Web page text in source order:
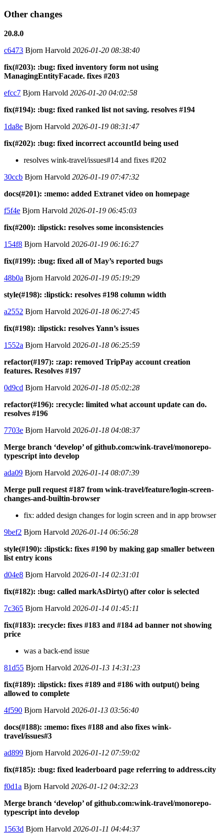
Other changes
20.8.0
c6473 Bjorn Harvold 2026-01-20 08:38:40
fix(#203): :bug: fixed inventory form not using
ManagingEntityFacade. fixes #203
efcc7 Bjorn Harvold 2026-01-20 04:02:58
fix(#194): :bug: fixed ranked list not saving. resolves #194
1da8e Bjorn Harvold 2026-01-19 08:31:47
fix(#202): :bug: fixed incorrect accountId being used
resolves wink-travel/issues#14 and fixes #202
30ccb Bjorn Harvold 2026-01-19 07:47:32
docs(#201): :memo: added Extranet video on homepage
f5f4e Bjorn Harvold 2026-01-19 06:45:03
fix(#200): :lipstick: resolves some inconsistencies
154f8 Bjorn Harvold 2026-01-19 06:16:27
fix(#199): :bug: fixed all of May’s reported bugs
48b0a Bjorn Harvold 2026-01-19 05:19:29
style(#198): :lipstick: resolves #198 column width
a2552 Bjorn Harvold 2026-01-18 06:27:45
fix(#198): :lipstick: resolves Yann’s issues
1552a Bjorn Harvold 2026-01-18 06:25:59
refactor(#197): :zap: removed TripPay account creation
features. Resolves #197
0d9cd Bjorn Harvold 2026-01-18 05:02:28
refactor(#196): :recycle: limited what account update can do.
resolves #196
7703e Bjorn Harvold 2026-01-18 04:08:37
Merge branch ‘develop’ of github.com:wink-travel/monorepo-
typescript into develop
ada09 Bjorn Harvold 2026-01-14 08:07:39
Merge pull request #187 from wink-travel/feature/login-screen-
changes-and-builtin-browser
fix: added design changes for login screen and in app browser
9bef2 Bjorn Harvold 2026-01-14 06:56:28
style(#190): :lipstick: fixes #190 by making gap smaller between
list entry icons
d04e8 Bjorn Harvold 2026-01-14 02:31:01
fix(#182): :bug: called markAsDirty() after color is selected
7c365 Bjorn Harvold 2026-01-14 01:45:11
fix(#183): :recycle: fixes #183 and #184 ad banner not showing
price
was a back-end issue
81d55 Bjorn Harvold 2026-01-13 14:31:23
fix(#189): :lipstick: fixes #189 and #186 with output() being
allowed to complete
4f590 Bjorn Harvold 2026-01-13 03:56:40
docs(#188): :memo: fixes #188 and also fixes wink-
travel/issues#3
ad899 Bjorn Harvold 2026-01-12 07:59:02
fix(#185): :bug: fixed leaderboard page referring to address.city
f0d1a Bjorn Harvold 2026-01-12 04:32:23
Merge branch ‘develop’ of github.com:wink-travel/monorepo-
typescript into develop
1563d Bjorn Harvold 2026-01-11 04:44:37